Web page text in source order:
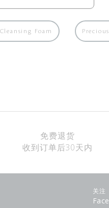
Foam
免费退货
收到订单后30天内
关注